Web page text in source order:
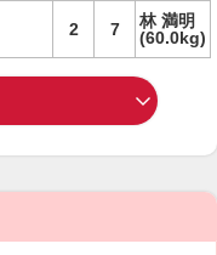
2 7
林 満明
(60.0kg)